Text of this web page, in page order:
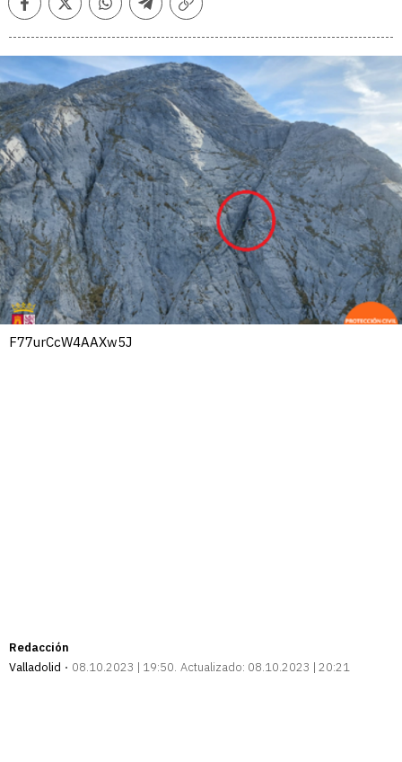
FacebookTwitterWhatsappTelegramCopiar
F77urCcW4AAXw5J
Redacción
Valladolid
08.10.2023 | 19:50 Actualizado: 08.10.2023 | 20:21